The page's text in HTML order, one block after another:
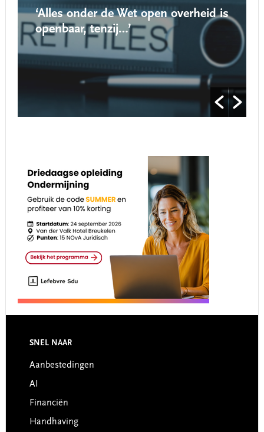
‘Alles onder de Wet open overheid is
openbaar, tenzij…’
Footer
SNEL NAAR
Aanbestedingen
AI
Financiën
Handhaving